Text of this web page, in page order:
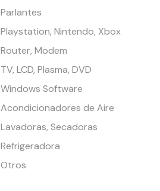
Parlantes
Playstation, Nintendo, Xbox
Router, Modem
TV, LCD, Plasma, DVD
Windows Software
Acondicionadores de Aire
Lavadoras, Secadoras
Refrigeradora
Otros